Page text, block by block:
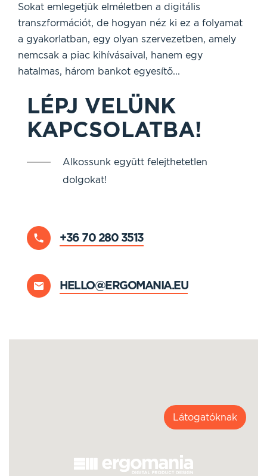
Sokat emlegetjük elméletben a digitális
transzformációt, de hogyan néz ki ez a folyamat
a gyakorlatban, egy olyan szervezetben, amely
nemcsak a piac kihívásaival, hanem egy
hatalmas, három bankot egyesítő...
LÉPJ VELÜNK
KAPCSOLATBA!
Alkossunk együtt felejthetetlen
dolgokat!
+36 70 280 3513
HELLO@ERGOMANIA.EU
Látogatóknak